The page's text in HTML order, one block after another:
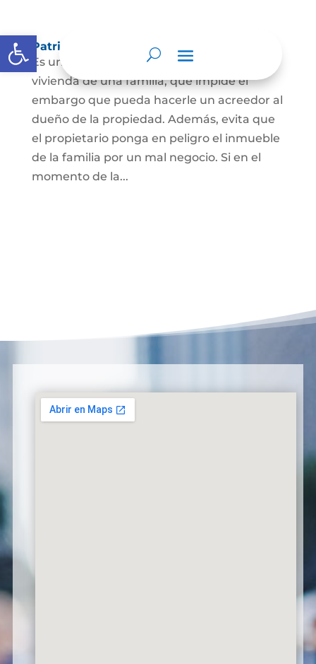
Abrir barra de herramientas
Patrimonio de familia inembargable
Es una clase especial de protección de la
vivienda de una familia, que impide el
embargo que pueda hacerle un acreedor al
dueño de la propiedad. Además, evita que
el propietario ponga en peligro el inmueble
de la familia por un mal negocio. Si en el
momento de la...